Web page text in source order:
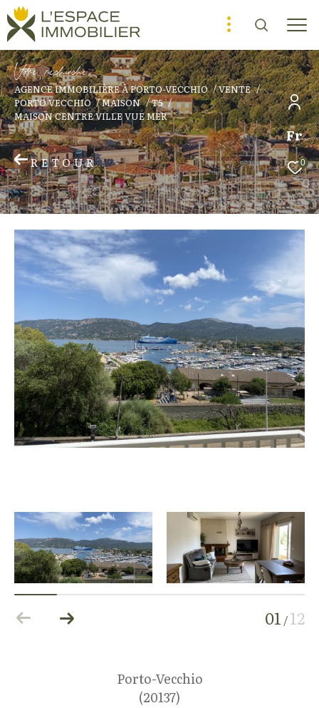
Fr
0
Vore recece
AGENCE IMMOBILIÈRE À PORTO-VECCHIO
VENTE
PORTO VECCHIO
MAISON
T5
MAISON CENTRE VILLE VUE MER
RETOUR
01 /12
Porto-Vecchio
(20137)